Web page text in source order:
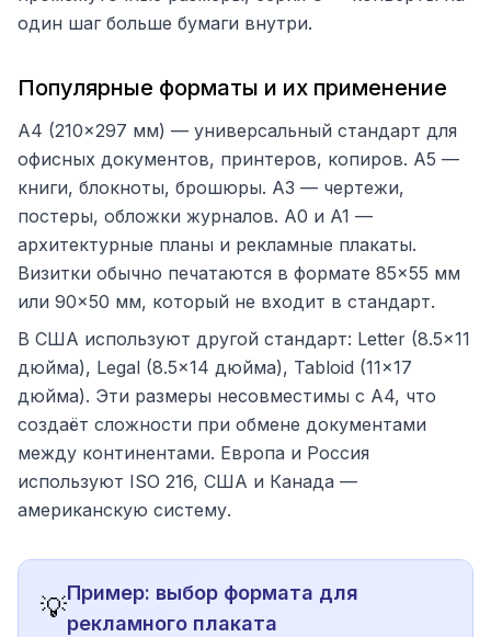
один шаг больше бумаги внутри.
Популярные форматы и их применение
A4 (210×297 мм) — универсальный стандарт для
офисных документов, принтеров, копиров. A5 —
книги, блокноты, брошюры. A3 — чертежи,
постеры, обложки журналов. A0 и A1 —
архитектурные планы и рекламные плакаты.
Визитки обычно печатаются в формате 85×55 мм
или 90×50 мм, который не входит в стандарт.
В США используют другой стандарт: Letter (8.5×11
дюйма), Legal (8.5×14 дюйма), Tabloid (11×17
дюйма). Эти размеры несовместимы с A4, что
создаёт сложности при обмене документами
между континентами. Европа и Россия
используют ISO 216, США и Канада —
американскую систему.
💡Пример: выбор формата для
рекламного плаката